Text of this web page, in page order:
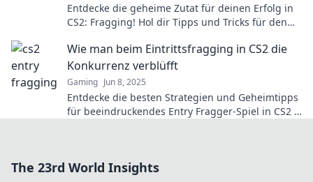
Entdecke die geheime Zutat für deinen Erfolg in
CS2: Fragging! Hol dir Tipps und Tricks für den
Wie man beim Eintrittsfragging in CS2 die
Konkurrenz verblüfft
Gaming Jun 8, 2025
Entdecke die besten Strategien und Geheimtipps
für beeindruckendes Entry Fragger-Spiel in CS2 –
The 23rd World Insights